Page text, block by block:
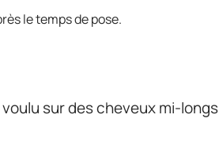
le temps de pose.
sur des cheveux mi-longs